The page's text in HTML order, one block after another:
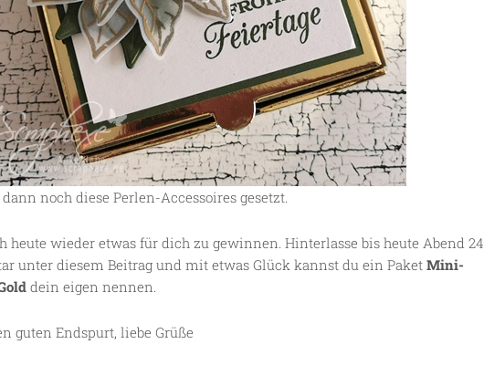
noch diese Perlen-Accessoires gesetzt.
heute wieder etwas für dich zu gewinnen. Hinterlasse bis heute Abend 24
unter diesem Beitrag und mit etwas Glück kannst du ein Paket Mini-
dein eigen nennen.
guten Endspurt, liebe Grüße